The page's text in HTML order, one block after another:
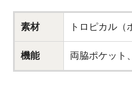
素材 トロピカル（
機能 両脇ポケット